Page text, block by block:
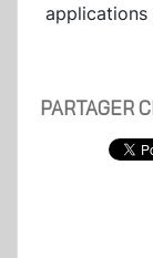
applications
PARTAGER